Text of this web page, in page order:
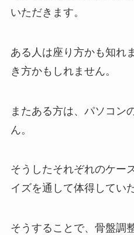
いただきます。
ある人は座り方かも知れ
き方かもしれません。
またある方は、パソコン
ん。
そうしたそれぞれのケー
イズを通して体得してい
そうすることで、骨盤調